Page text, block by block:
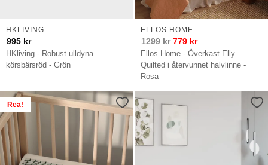
HKliving - Robust ulldyna
körsbärsröd - Grön
HKLIVING
995 kr
Ellos Home - Överkast Elly
Quilted i återvunnet halvlinne -
Rosa
ELLOS HOME
1299kr 779 kr
Rea!